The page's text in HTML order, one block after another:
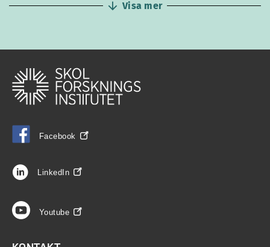
Visa mer
Facebook
LinkedIn
Youtube